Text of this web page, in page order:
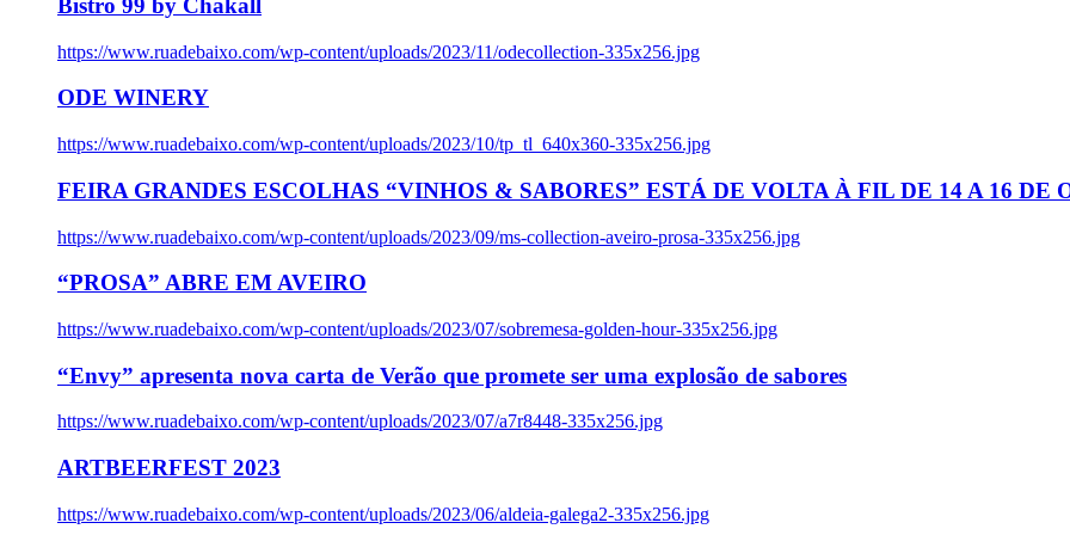
Bistro 99 by Chakall
https://www.ruadebaixo.com/wp-content/uploads/2023/11/odecollection-335x256.jpg
ODE WINERY
https://www.ruadebaixo.com/wp-content/uploads/2023/10/tp_tl_640x360-335x256.jpg
FEIRA GRANDES ESCOLHAS “VINHOS & SABORES” ESTÁ DE VOLTA À FIL DE 14 A 16 DE
https://www.ruadebaixo.com/wp-content/uploads/2023/09/ms-collection-aveiro-prosa-335x256.jpg
“PROSA” ABRE EM AVEIRO
https://www.ruadebaixo.com/wp-content/uploads/2023/07/sobremesa-golden-hour-335x256.jpg
“Envy” apresenta nova carta de Verão que promete ser uma explosão de sabores
https://www.ruadebaixo.com/wp-content/uploads/2023/07/a7r8448-335x256.jpg
ARTBEERFEST 2023
https://www.ruadebaixo.com/wp-content/uploads/2023/06/aldeia-galega2-335x256.jpg